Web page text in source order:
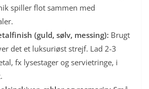
spiller flot sammen med
(guld, sølv, messing): Brugt
det et luksuriøst strejf. Lad 2-3
fx lysestager og servietringe, i